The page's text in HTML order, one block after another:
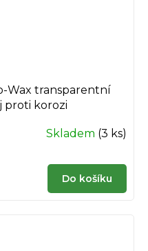
Wax transparentní
proti korozi
Skladem (3 ks)
Do košíku